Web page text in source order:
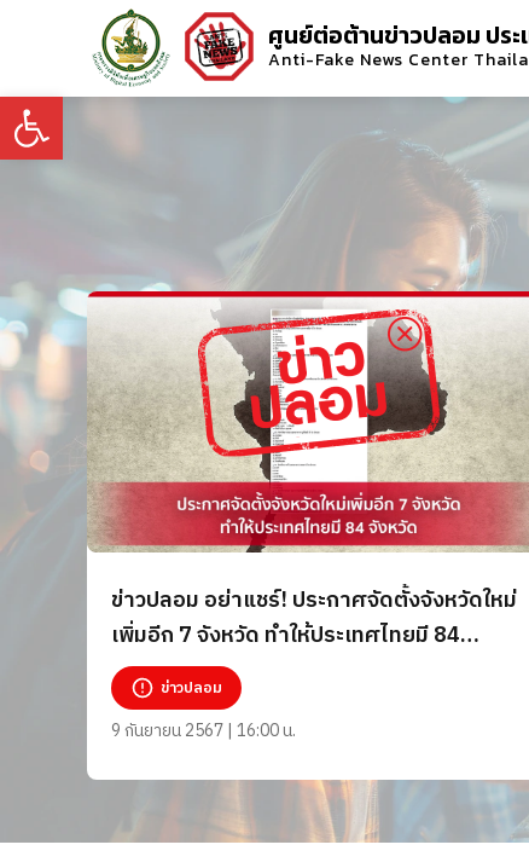
Open toolbar
ศูนย์ต่อต้านข่าวปลอม ประ
Anti-Fake News Center
ข่าวปลอม อย่าแชร์! ประกาศจัดตั้งจังหวัดใหม่
เพิ่มอีก 7 จังหวัด ทำให้ประเทศไทยมี 84
จังหวัดข่าวปลอม
9 กันยายน 2567 | 16:00 น.